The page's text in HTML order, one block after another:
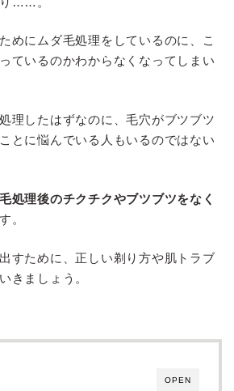
めにムダ毛処理をしているのに、こ
ているのかわからなくなってしまい
理したはずなのに、毛穴がブツブツ
とに悩んでいる人もいるのではない
処理後のチクチクやブツブツをなく
。
すために、正しい剃り方や肌トラブ
きましょう。
OPEN